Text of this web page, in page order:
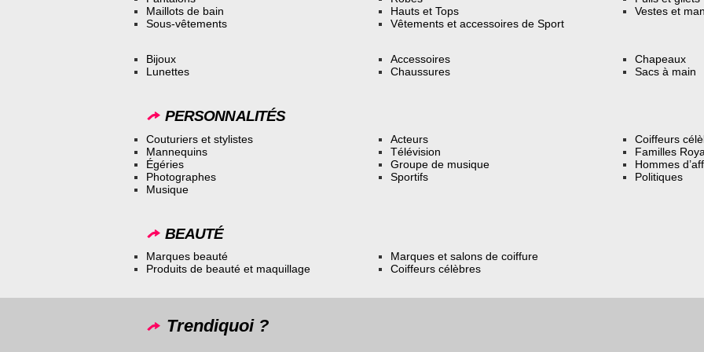
Maillots de bain
Sous-vêtements
Hauts et Tops
Vêtements et accessoires de Sport
Vestes et
Bijoux
Lunettes
Accessoires
Chaussures
Chapeaux
Sacs à main
PERSONNALITÉS
Couturiers et stylistes
Mannequins
Égéries
Photographes
Musique
Acteurs
Télévision
Groupe de musique
Sportifs
Coiffeurs
Familles
Hommes
Politiques
BEAUTÉ
Marques beauté
Produits de beauté et maquillage
Marques et salons de coiffure
Coiffeurs célèbres
Trendiquoi ?